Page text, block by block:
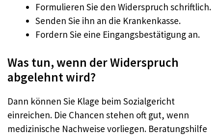
Formulieren Sie den Widerspruch schriftlich.
Senden Sie ihn an die Krankenkasse.
Fordern Sie eine Eingangsbestätigung an.​
Was tun, wenn der Widerspruch
abgelehnt wird?
Dann können Sie Klage beim Sozialgericht
einreichen. Die Chancen stehen oft gut, wenn
medizinische Nachweise vorliegen. Beratungshilfe